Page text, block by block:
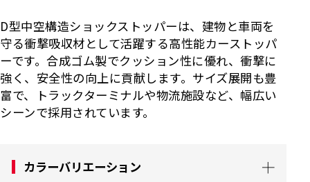
D型中空構造ショックストッパーは、建物と車両を
守る衝撃吸収材として活躍する高性能カーストッパ
ーです。合成ゴム製でクッション性に優れ、衝撃に
強く、安全性の向上に貢献します。サイズ展開も豊
富で、トラックターミナルや物流施設など、幅広い
シーンで採用されています。
カラーバリエーション